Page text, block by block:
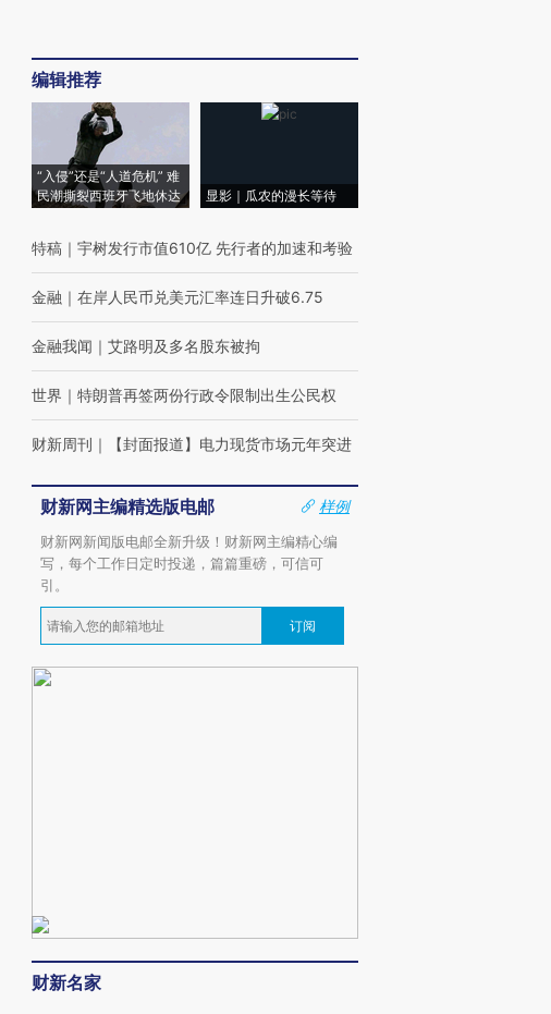
编辑推荐
“入侵”还是“人道危机” 难
民潮撕裂西班牙飞地休达
显影｜瓜农的漫长等待
特稿 ｜ 宇树发行市值610亿 先行者的加速和考验
金融 ｜ 在岸人民币兑美元汇率连日升破6.75
金融我闻 ｜ 艾路明及多名股东被拘
世界 ｜ 特朗普再签两份行政令限制出生公民权
财新周刊 ｜ 【封面报道】电力现货市场元年突进
财新网主编精选版电邮
样例
财新网新闻版电邮全新升级！财新网主编精心编
写，每个工作日定时投递，篇篇重磅，可信可
引。
订阅
财新名家